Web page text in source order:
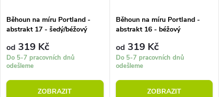
Běhoun na míru Portland -
abstrakt 17 - šedý/béžový
od 319 Kč
Do 5-7 pracovních dnů
odešleme
ZOBRAZIT
Běhoun na míru Portland -
abstrakt 16 - béžový
od 319 Kč
Do 5-7 pracovních dnů
odešleme
ZOBRAZIT